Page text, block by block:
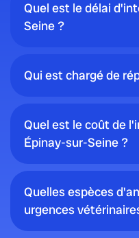
Quel est le délai
Seine ?
Qui est chargé de
Quel est le coût de
Épinay-sur-Seine ?
Quelles espèces
urgences